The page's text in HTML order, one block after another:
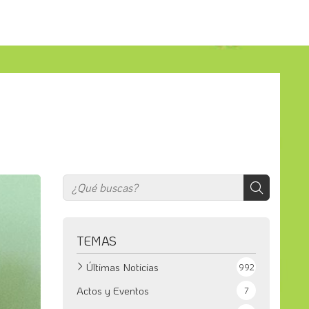
TEMAS
Últimas Noticias 992
Actos y Eventos 7